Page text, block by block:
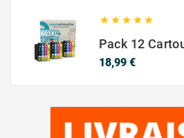
    
18,99 €Prix